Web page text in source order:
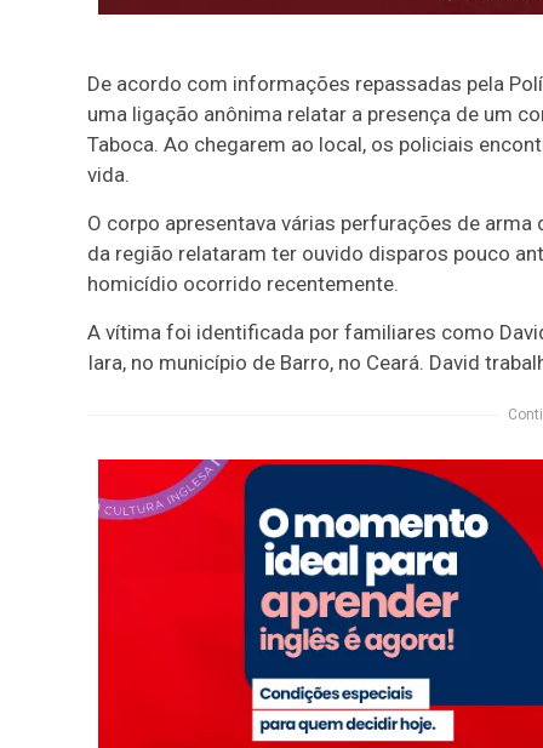
De acordo com informações repassadas pela
uma ligação anônima relatar a presença de um
Taboca. Ao chegarem ao local, os policiais
vida.
O corpo apresentava várias perfurações de
da região relataram ter ouvido disparos pouco
homicídio ocorrido recentemente.
A vítima foi identificada por familiares como
Iara, no município de Barro, no Ceará. David